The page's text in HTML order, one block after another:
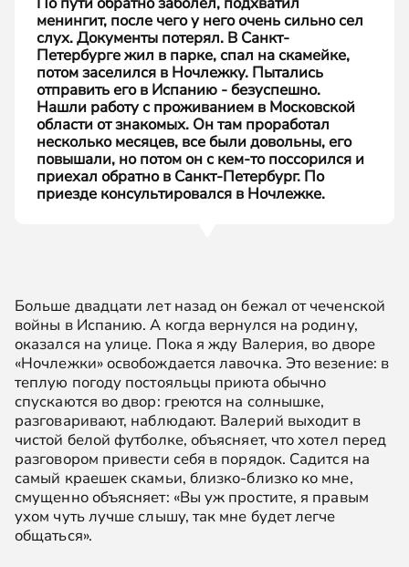
менингит, после чего у него очень сильно сел
слух. Документы потерял. В Санкт-
Петербурге жил в парке, спал на скамейке,
потом заселился в Ночлежку. Пытались
отправить его в Испанию - безуспешно.
Нашли работу с проживанием в Московской
области от знакомых. Он там проработал
несколько месяцев, все были довольны, его
повышали, но потом он с кем-то поссорился и
приехал обратно в Санкт-Петербург. По
приезде консультировался в Ночлежке.
Больше двадцати лет назад он бежал от чеченской
войны в Испанию. А когда вернулся на родину,
оказался на улице. Пока я жду Валерия, во дворе
«Ночлежки» освобождается лавочка. Это везение: в
теплую погоду постояльцы приюта обычно
спускаются во двор: греются на солнышке,
разговаривают, наблюдают. Валерий выходит в
чистой белой футболке, объясняет, что хотел перед
разговором привести себя в порядок. Садится на
самый краешек скамьи, близко-близко ко мне,
смущенно объясняет: «Вы уж простите, я правым
ухом чуть лучше слышу, так мне будет легче
общаться».